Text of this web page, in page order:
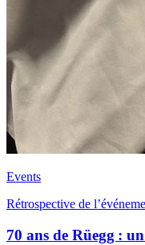
Events
Rétrospective de
70 ans de Rüegg :